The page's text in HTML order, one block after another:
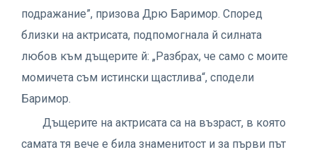
подражание”, призова Дрю Баримор. Според
близки на актрисата, подпомогнала й силната
любов към дъщерите й: „Разбрах, че само с моите
момичета съм истински щастлива“, сподели
Баримор.
Дъщерите на актрисата са на възраст, в която
самата тя вече е била знаменитост и за първи път